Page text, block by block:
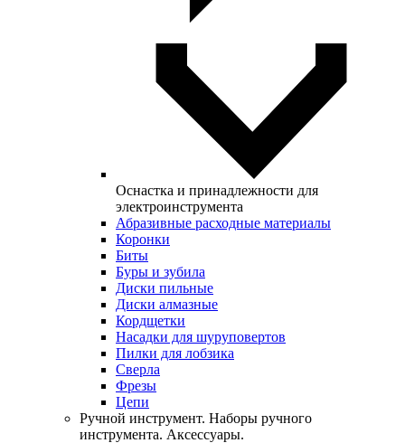
Оснастка и принадлежности для
электроинструмента
Абразивные расходные материалы
Коронки
Биты
Буры и зубила
Диски пильные
Диски алмазные
Кордщетки
Насадки для шуруповертов
Пилки для лобзика
Сверла
Фрезы
Цепи
Ручной инструмент. Наборы ручного
инструмента. Аксессуары.